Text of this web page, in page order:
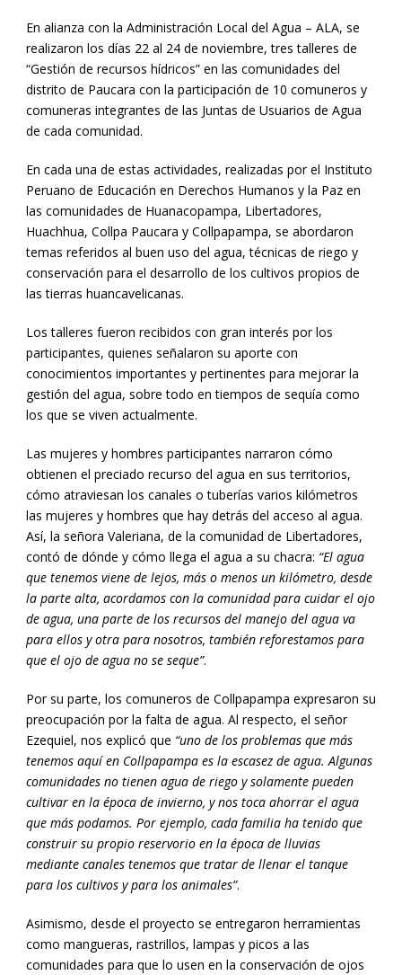
En alianza con la Administración Local del Agua – ALA, se
realizaron los días 22 al 24 de noviembre, tres talleres de
“Gestión de recursos hídricos” en las comunidades del
distrito de Paucara con la participación de 10 comuneros y
comuneras integrantes de las Juntas de Usuarios de Agua
de cada comunidad.
En cada una de estas actividades, realizadas por el Instituto
Peruano de Educación en Derechos Humanos y la Paz en
las comunidades de Huanacopampa, Libertadores,
Huachhua, Collpa Paucara y Collpapampa, se abordaron
temas referidos al buen uso del agua, técnicas de riego y
conservación para el desarrollo de los cultivos propios de
las tierras huancavelicanas.
Los talleres fueron recibidos con gran interés por los
participantes, quienes señalaron su aporte con
conocimientos importantes y pertinentes para mejorar la
gestión del agua, sobre todo en tiempos de sequía como
los que se viven actualmente.
Las mujeres y hombres participantes narraron cómo
obtienen el preciado recurso del agua en sus territorios,
cómo atraviesan los canales o tuberías varios kilómetros
las mujeres y hombres que hay detrás del acceso al agua.
Así, la señora Valeriana, de la comunidad de Libertadores,
contó de dónde y cómo llega el agua a su chacra: “El agua
que tenemos viene de lejos, más o menos un kilómetro, desde
la parte alta, acordamos con la comunidad para cuidar el ojo
de agua, una parte de los recursos del manejo del agua va
para ellos y otra para nosotros, también reforestamos para
que el ojo de agua no se seque”.
Por su parte, los comuneros de Collpapampa expresaron su
preocupación por la falta de agua. Al respecto, el señor
Ezequiel, nos explicó que “uno de los problemas que más
tenemos aquí en Collpapampa es la escasez de agua. Algunas
comunidades no tienen agua de riego y solamente pueden
cultivar en la época de invierno, y nos toca ahorrar el agua
que más podamos. Por ejemplo, cada familia ha tenido que
construir su propio reservorio en la época de lluvias
mediante canales tenemos que tratar de llenar el tanque
para los cultivos y para los animales”.
Asimismo, desde el proyecto se entregaron herramientas
como mangueras, rastrillos, lampas y picos a las
comunidades para que lo usen en la conservación de ojos